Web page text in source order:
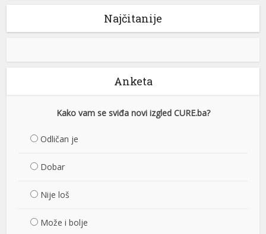
Najčitanije
Anketa
Kako vam se sviđa novi izgled CURE.ba?
Odličan je
Dobar
Nije loš
Može i bolje